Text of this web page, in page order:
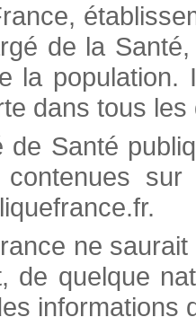
de la
la
dans tous
de Santé
contenues
ne
de quelque
informations